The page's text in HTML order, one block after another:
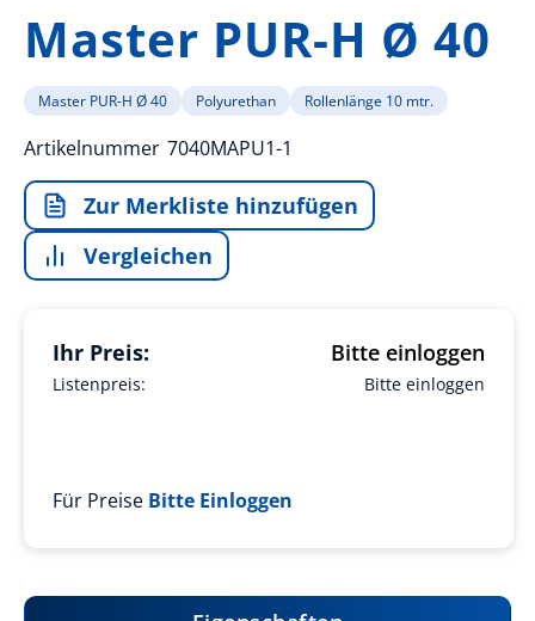
der
Bildergalerie
springen
Master PUR-H Ø 40
Master PUR-H Ø 40 Polyurethan Rollenlänge 10 mtr.
Artikelnummer 7040MAPU1-1
Zur Merkliste hinzufügen
Vergleichen
Listenpreis: Bitte einloggen
Ihr Preis: Bitte einloggen
Für Preise Bitte Einloggen